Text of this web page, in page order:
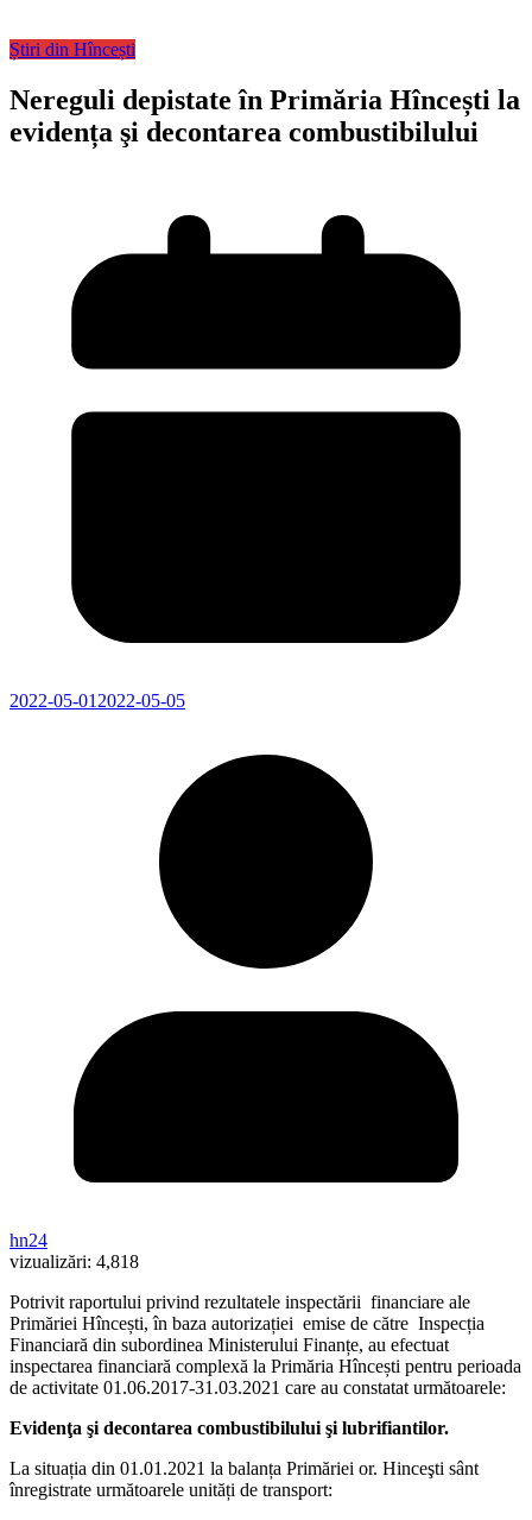
Știri din Hîncești
Nereguli depistate în Primăria Hîncești la
evidența şi decontarea combustibilului
2022-05-01 2022-05-05
hn24
vizualizări: 4,818
Potrivit raportului privind rezultatele inspectării financiare ale
Primăriei Hîncești, în baza autorizației emise de către Inspecția
Financiară din subordinea Ministerului Finanțe, au efectuat
inspectarea financiară complexă la Primăria Hîncești pentru perioada
de activitate 01.06.2017-31.03.2021 care au constatat următoarele:
Evidenţa şi decontarea combustibilului şi lubrifiantilor.
La situația din 01.01.2021 la balanța Primăriei or. Hinceşti sânt
înregistrate următoarele unități de transport: